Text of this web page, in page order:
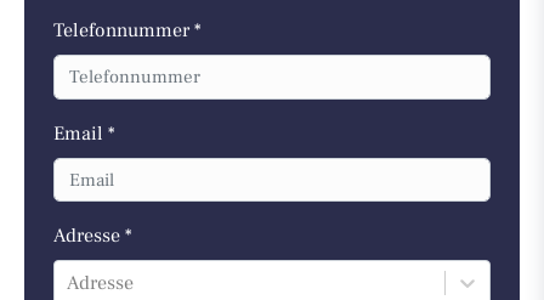
Telefonnummer *
Email *
Adresse *
Adresse